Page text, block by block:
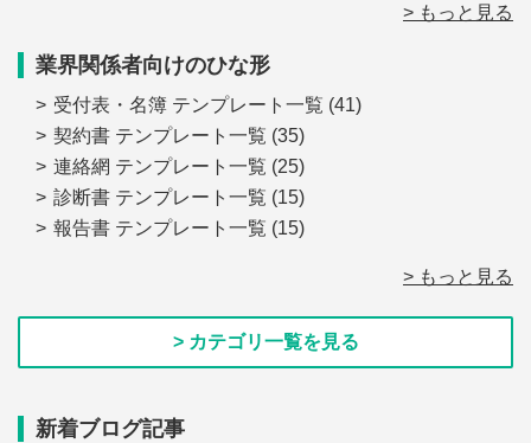
> もっと見る
業界関係者向けのひな形
受付表・名簿 テンプレート一覧 (41)
契約書 テンプレート一覧 (35)
連絡網 テンプレート一覧 (25)
診断書 テンプレート一覧 (15)
報告書 テンプレート一覧 (15)
> もっと見る
> カテゴリ一覧を見る
新着ブログ記事